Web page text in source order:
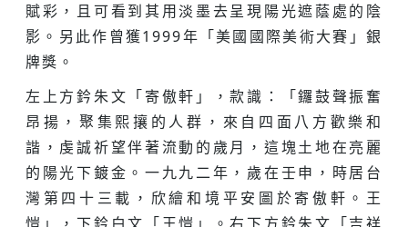
賦彩，且可看到其用淡墨去呈現陽光遮蔭處的陰
影。另此作曾獲1999年「美國國際美術大賽」銀
牌獎。
左上方鈐朱文「寄傲軒」，款識：「鑼鼓聲振奮
昂揚，聚集熙攘的人群，來自四面八方歡樂和
諧，虔誠祈望伴著流動的歲月，這塊土地在亮麗
的陽光下鍍金。一九九二年，歲在壬申，時居台
灣第四十三載，欣繪和境平安圖於寄傲軒。王